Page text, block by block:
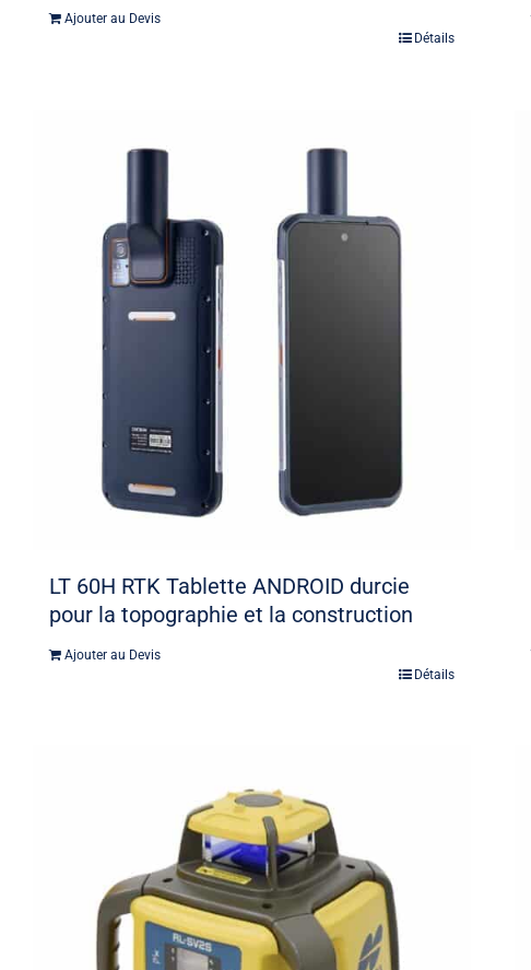
Ajouter au Devis
Détails
LT 60H RTK Tablette ANDROID durcie
pour la topographie et la construction
Ajouter au Devis
Détails